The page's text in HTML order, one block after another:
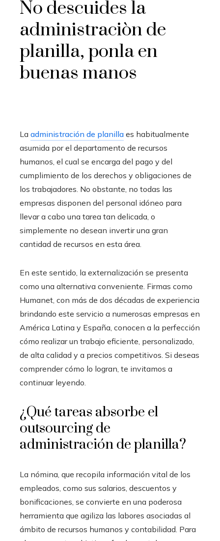
No descuides la
administraciòn de
planilla, ponla en
buenas manos
La administración de planilla es habitualmente
asumida por el departamento de recursos
humanos, el cual se encarga del pago y del
cumplimiento de los derechos y obligaciones de
los trabajadores. No obstante, no todas las
empresas disponen del personal idóneo para
llevar a cabo una tarea tan delicada, o
simplemente no desean invertir una gran
cantidad de recursos en esta área.
En este sentido, la externalización se presenta
como una alternativa conveniente. Firmas como
Humanet, con más de dos décadas de experiencia
brindando este servicio a numerosas empresas en
América Latina y España, conocen a la perfección
cómo realizar un trabajo eficiente, personalizado,
de alta calidad y a precios competitivos. Si deseas
comprender cómo lo logran, te invitamos a
continuar leyendo.
¿Qué tareas absorbe el
outsourcing de
administración de planilla?
La nómina, que recopila información vital de los
empleados, como sus salarios, descuentos y
bonificaciones, se convierte en una poderosa
herramienta que agiliza las labores asociadas al
ámbito de recursos humanos y contabilidad. Para